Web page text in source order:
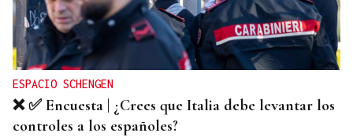
ESPACIO SCHENGEN
❌ ✅ Encuesta | ¿Crees que Italia debe levantar los
controles a los españoles?